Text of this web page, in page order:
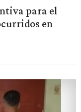
para el
en